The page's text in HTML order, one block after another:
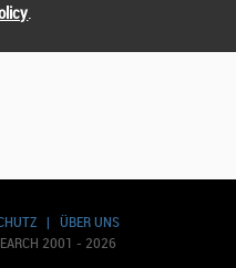
| ÜBER UNS
2001 - 2026
.